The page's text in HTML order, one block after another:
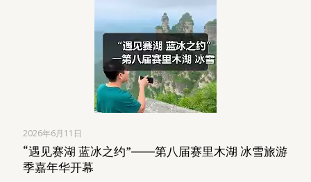
2026年6月11日
“遇见赛湖 蓝冰之约”――第八届赛里木湖 冰雪旅游
季嘉年华开幕